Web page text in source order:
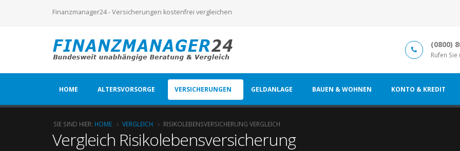
Finanzmanager24 - Versicherungen kostenfrei vergleichen
(0800)
Rufen Sie
HOME ALTERSVORSORGE VERSICHERUNGEN GELDANLAGE BAUEN & WOHNEN KONTO & KREDIT
SIE SIND HIER: HOME VERGLEICH RISIKOLEBENSVERSICHERUNG VERGLEICH
Vergleich Risikolebensversicherung